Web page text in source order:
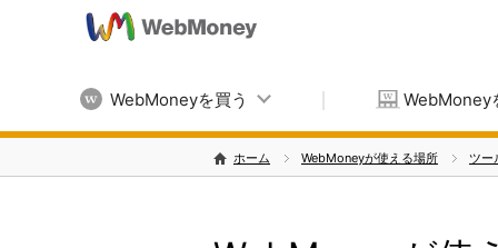
WebMoneyを買う WebMoney
ホーム WebMoneyが使える場所 ツー